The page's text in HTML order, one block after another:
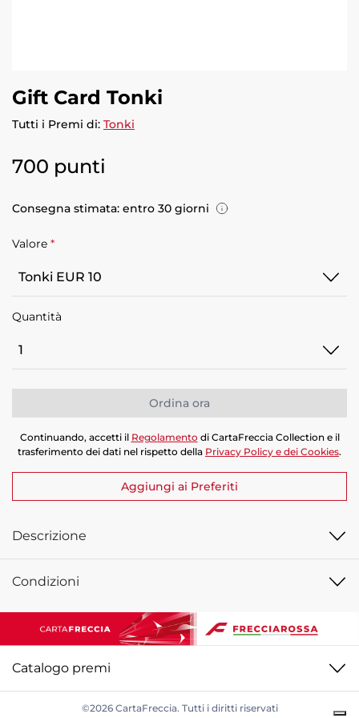
Gift Card Tonki
Tutti i Premi di: Tonki
700 punti
Consegna stimata: entro 30 giorni
Valore *
EUR
Quantità
Ordina ora
Continuando, accetti il Regolamento di CartaFreccia Collection e il
trasferimento dei dati nel rispetto della Privacy Policy e dei Cookies.
Aggiungi ai Preferiti
Descrizione
Condizioni
Catalogo premi
©2026 CartaFreccia. Tutti i diritti riservati